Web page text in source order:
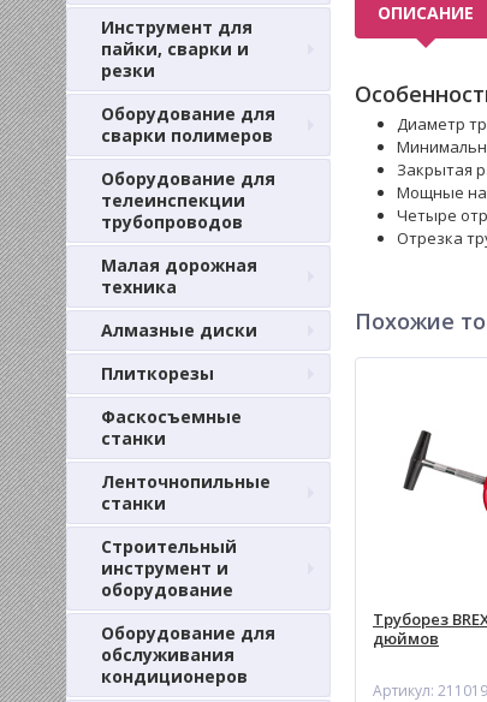
Инструмент для
пайки, сварки и
резки
Оборудование для
сварки полимеров
Оборудование для
телеинспекции
трубопроводов
Малая дорожная
техника
Алмазные диски
Плиткорезы
Фаскосъемные
станки
Ленточнопильные
станки
Строительный
инструмент и
оборудование
Оборудование для
обслуживания
кондиционеров
ОПИСАНИЕ
Диаметр
Закрытая
Мощные
Четыре
Отрезка
Похожие
Труборез
дюймов
Артикул: